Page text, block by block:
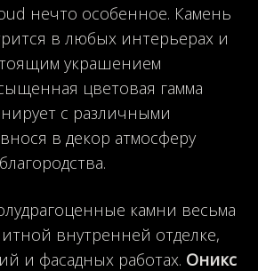
нечто особенное. Камень
в любых интерьерах и
украшением
цветовая гамма
с различными
в декор атмосферу
камни весьма
внутренней отделке,
и фасадных работах. Оникс